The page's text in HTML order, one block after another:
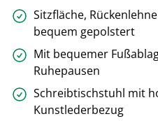
Sitzfläche,
bequem gepolstert
Mit bequemer
Ruhepausen
Schreibtischstuhl mit
Kunstlederbezug